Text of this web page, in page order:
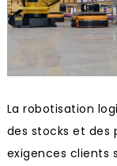
La robotisation
des stocks et des
exigences clients